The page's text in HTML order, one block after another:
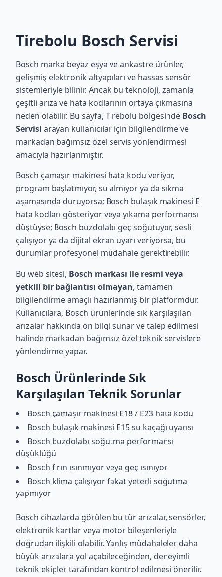
Tirebolu Bosch Servisi
Bosch marka beyaz eşya ve ankastre ürünler,
gelişmiş elektronik altyapıları ve hassas sensör
sistemleriyle bilinir. Ancak bu teknoloji, zamanla
çeşitli arıza ve hata kodlarının ortaya çıkmasına
neden olabilir. Bu sayfa, Tirebolu bölgesinde Bosch
Servisi arayan kullanıcılar için bilgilendirme ve
markadan bağımsız özel servis yönlendirmesi
amacıyla hazırlanmıştır.
Bosch çamaşır makinesi hata kodu veriyor,
program başlatmıyor, su almıyor ya da sıkma
aşamasında duruyorsa; Bosch bulaşık makinesi E
hata kodları gösteriyor veya yıkama performansı
düştüyse; Bosch buzdolabı geç soğutuyor, sesli
çalışıyor ya da dijital ekran uyarı veriyorsa, bu
durumlar profesyonel müdahale gerektirebilir.
Bu web sitesi, Bosch markası ile resmi veya
yetkili bir bağlantısı olmayan, tamamen
bilgilendirme amaçlı hazırlanmış bir platformdur.
Kullanıcılara, Bosch ürünlerinde sık karşılaşılan
arızalar hakkında ön bilgi sunar ve talep edilmesi
halinde markadan bağımsız özel teknik servislere
yönlendirme yapar.
Bosch Ürünlerinde Sık
Karşılaşılan Teknik Sorunlar
Bosch çamaşır makinesi E18 / E23 hata kodu
Bosch bulaşık makinesi E15 su kaçağı uyarısı
Bosch buzdolabı soğutma performansı
düşüklüğü
Bosch fırın ısınmıyor veya geç ısınıyor
Bosch klima çalışıyor fakat yeterli soğutma
yapmıyor
Bosch cihazlarda görülen bu tür arızalar, sensörler,
elektronik kartlar veya motor bileşenleriyle
doğrudan ilişkili olabilir. Yanlış müdahaleler daha
büyük arızalara yol açabileceğinden, deneyimli
teknik ekipler tarafından kontrol edilmesi önerilir.